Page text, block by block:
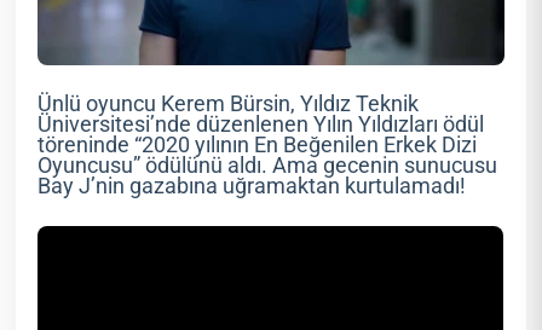
Ünlü oyuncu Kerem Bürsin, Yıldız Teknik
Üniversitesi’nde düzenlenen Yılın Yıldızları ödül
töreninde “2020 yılının En Beğenilen Erkek Dizi
Oyuncusu” ödülünü aldı. Ama gecenin sunucusu
Bay J’nin gazabına uğramaktan kurtulamadı!